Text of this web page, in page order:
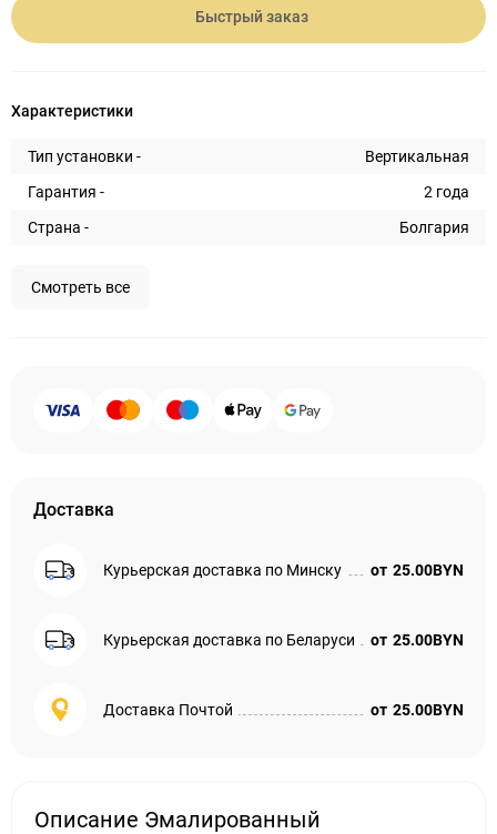
Быстрый заказ
Характеристики
Тип установки -
Вертикальная
Гарантия -
2 года
Страна -
Болгария
Смотреть все
Доставка
Курьерская доставка по Минску от 25.00BYN
Курьерская доставка по Беларуси от 25.00BYN
Доставка Почтой от 25.00BYN
Описание Эмалированный